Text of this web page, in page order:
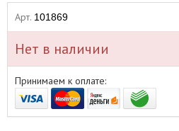
Арт. 101869
Нет в наличии
Принимаем к оплате: